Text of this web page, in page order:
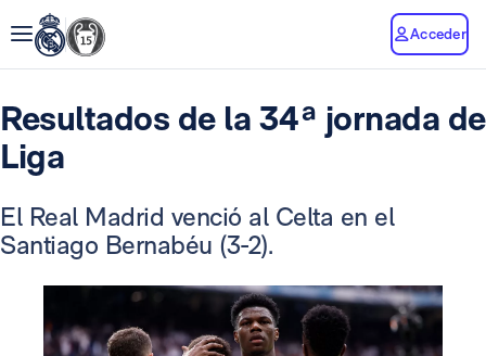
Acceder
Resultados de la 34ª jornada de
Liga
El Real Madrid venció al Celta en el
Santiago Bernabéu (3-2).